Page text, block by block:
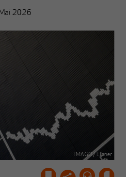
2026
IMAGO / Eibner